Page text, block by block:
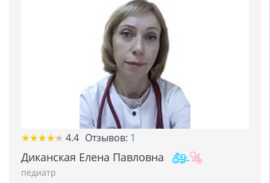
★★★★★
★★★★★ 4.4 Отзывов: 1
Диканская Елена Павловна
педиатр